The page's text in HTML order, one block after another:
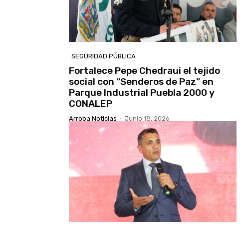
SEGURIDAD PÚBLICA
Fortalece Pepe Chedraui el tejido
social con “Senderos de Paz” en
Parque Industrial Puebla 2000 y
CONALEP
Arroba Noticias - Junio 18, 2026